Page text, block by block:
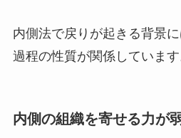
内側法で戻りが起きる背景
過程の性質が関係しています
内側の組織を寄せる力が